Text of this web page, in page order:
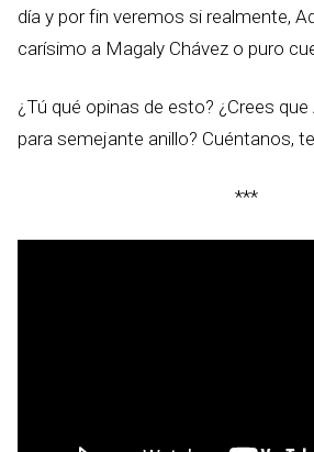
día y por fin veremos si realmente,
carísimo a Magaly Chávez o puro
¿Tú qué opinas de esto? ¿Crees
para semejante anillo? Cuéntanos,
***